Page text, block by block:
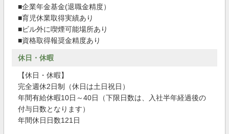
■企業年金基金(退職金精度）
■育児休業取得実績あり
■ビル外に喫煙可能場所あり
■資格取得報奨金精度あり
休日・休暇
【休日・休暇】
完全週休2日制（休日は土日祝日）
年間有給休暇10日～40日（下限日数は、入社半年経過後の
付与日数となります）
年間休日日数121日